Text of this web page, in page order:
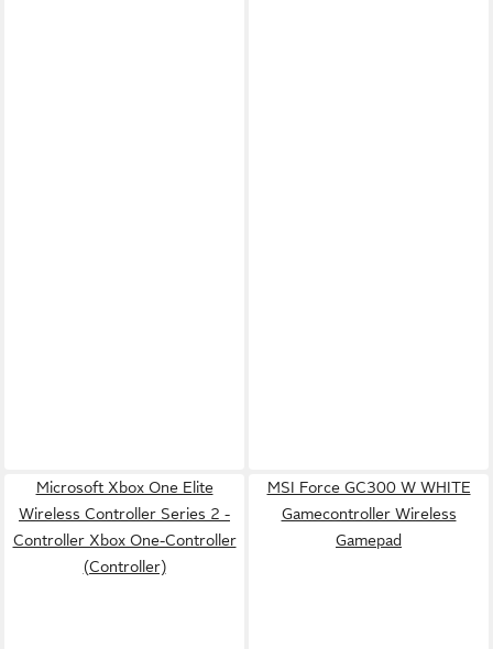
Microsoft Xbox One Elite
Wireless Controller Series 2 -
Controller Xbox One-Controller
(Controller)
MSI Force GC300 W WHITE
Gamecontroller Wireless
Gamepad